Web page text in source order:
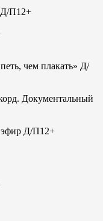
Д/П12+
чем плакать» Д/
Документальный
эфир Д/П12+